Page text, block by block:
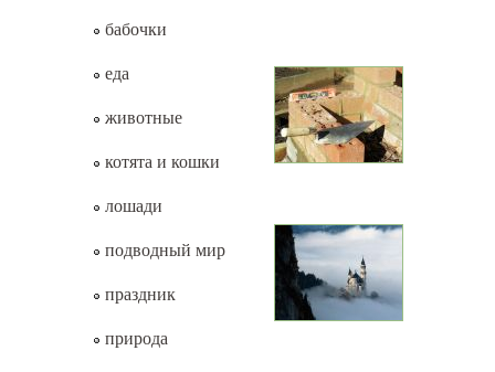
бабочки
еда
животные
котята и кошки
лошади
подводный мир
праздник
природа